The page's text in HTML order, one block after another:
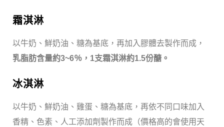
霜淇淋
以牛奶、鮮奶油、糖為基底，再加入膠體去製作而成，
乳脂肪含量約3~6％， 1支霜淇淋約1.5份醣。
冰淇淋
以牛奶、鮮奶油、雞蛋、糖為基底，再依不同口味加入
香精、色素、人工添加劑製作而成（價格高的會使用天